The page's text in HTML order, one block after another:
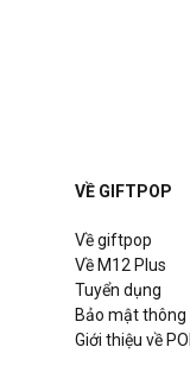
VỀ GIFTPOP
Về giftpop
Về M12 Plus
Tuyển dụng
Bảo mật thông
Giới thiệu về